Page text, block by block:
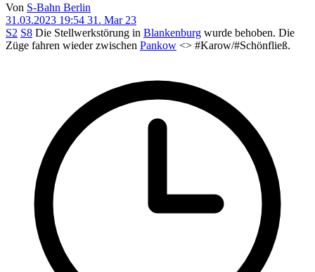
Von S-Bahn Berlin
31.03.2023 19:54 31. Mar 23
S2 S8 Die Stellwerkstörung in Blankenburg wurde behoben. Die
Züge fahren wieder zwischen Pankow <> #Karow/#Schönfließ.